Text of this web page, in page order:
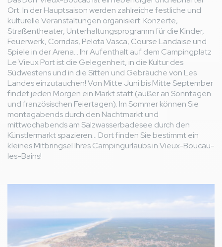
Ort. In der Hauptsaison werden zahlreiche festliche und
kulturelle Veranstaltungen organisiert: Konzerte,
Straßentheater, Unterhaltungsprogramm für die Kinder,
Feuerwerk, Corridas, Pelota Vasca, Course Landaise und
Spiele in der Arena... Ihr Aufenthalt auf dem Campingplatz
Le Vieux Port ist die Gelegenheit, in die Kultur des
Südwestens und in die Sitten und Gebräuche von Les
Landes einzutauchen! Von Mitte Juni bis Mitte September
findet jeden Morgen ein Markt statt (außer an Sonntagen
und französischen Feiertagen). Im Sommer können Sie
montagabends durch den Nachtmarkt und
mittwochabends am Salzwasserbadesee durch den
Künstlermarkt spazieren... Dort finden Sie bestimmt ein
kleines Mitbringsel Ihres Campingurlaubs in Vieux-Boucau-
les-Bains!